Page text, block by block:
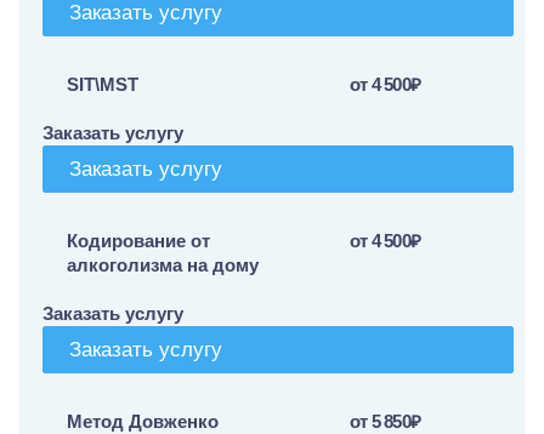
Заказать услугу
SIT\MST от 4 500₽
Заказать услугу
Заказать услугу
Кодирование от
алкоголизма на дому
от 4 500₽
Заказать услугу
Заказать услугу
Метод Довженко от 5 850₽